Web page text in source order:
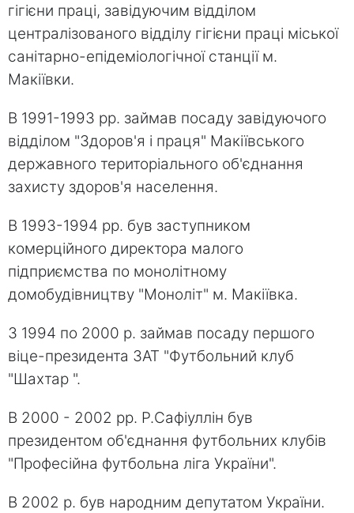
гігієни праці, завідуючим відділом
централізованого відділу гігієни праці міської
санітарно-епідеміологічної станції м.
Макіївки.
В 1991-1993 рр. займав посаду завідуючого
відділом "Здоров'я і праця" Макіївського
державного територіального об'єднання
захисту здоров'я населення.
В 1993-1994 рр. був заступником
комерційного директора малого
підприємства по монолітному
домобудівництву "Моноліт" м. Макіївка.
З 1994 по 2000 р. займав посаду першого
віце-президента ЗАТ "Футбольний клуб
"Шахтар ".
В 2000 - 2002 рр. Р.Сафіуллін був
президентом об'єднання футбольних клубів
"Професійна футбольна ліга України".
В 2002 р. був народним депутатом України.